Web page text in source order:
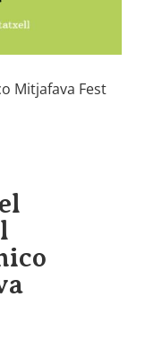
Mitjafava Fest